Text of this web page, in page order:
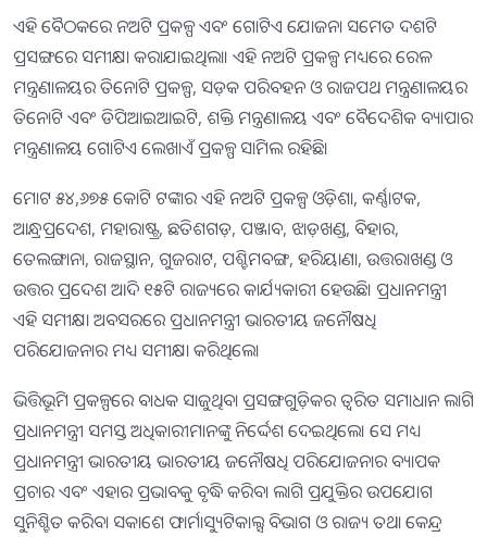
ଏହି ବୈଠକରେ ନଅଟି ପ୍ରକଳ୍ପ ଏବଂ ଗୋଟିଏ ଯୋଜନା ସମେତ ଦଶଟି
ପ୍ରସଙ୍ଗରେ ସମୀକ୍ଷା କରାଯାଇଥିଲା। ଏହି ନଅଟି ପ୍ରକଳ୍ପ ମଧ୍ୟରେ ରେଳ
ମନ୍ତ୍ରଣାଳୟର ତିନୋଟି ପ୍ରକଳ୍ପ, ସଡ଼କ ପରିବହନ ଓ ରାଜପଥ ମନ୍ତ୍ରଣାଳୟର
ତିନୋଟି ଏବଂ ଡିପିଆଇଆଇଟି, ଶକ୍ତି ମନ୍ତ୍ରଣାଳୟ ଏବଂ ବୈଦେଶିକ ବ୍ୟାପାର
ମନ୍ତ୍ରଣାଳୟ ଗୋଟିଏ ଲେଖାଏଁ ପ୍ରକଳ୍ପ ସାମିଲ ରହିଛି।
ମୋଟ ୫୪,୬୭୫ କୋଟି ଟଙ୍କାର ଏହି ନଅଟି ପ୍ରକଳ୍ପ ଓଡ଼ିଶା, କର୍ଣ୍ଣାଟକ,
ଆନ୍ଧ୍ରପ୍ରଦେଶ, ମହାରାଷ୍ଟ୍ର, ଛତିଶଗଡ଼, ପଞ୍ଜାବ, ଝାଡ଼ଖଣ୍ଡ, ବିହାର,
ତେଲଙ୍ଗାନା, ରାଜସ୍ଥାନ, ଗୁଜରାଟ, ପଶ୍ଚିମବଙ୍ଗ, ହରିୟାଣା, ଉତ୍ତରାଖଣ୍ଡ ଓ
ଉତ୍ତର ପ୍ରଦେଶ ଆଦି ୧୫ଟି ରାଜ୍ୟରେ କାର୍ଯ୍ୟକାରୀ ହେଉଛି। ପ୍ରଧାନମନ୍ତ୍ରୀ
ଏହି ସମୀକ୍ଷା ଅବସରରେ ପ୍ରଧାନମନ୍ତ୍ରୀ ଭାରତୀୟ ଜନୌଷଧି
ପରିଯୋଜନାର ମଧ୍ୟ ସମୀକ୍ଷା କରିଥିଲେ।
ଭିତ୍ତିଭୂମି ପ୍ରକଳ୍ପରେ ବାଧକ ସାଜୁଥିବା ପ୍ରସଙ୍ଗଗୁଡ଼ିକର ତ୍ବରିତ ସମାଧାନ ଲାଗି
ପ୍ରଧାନମନ୍ତ୍ରୀ ସମସ୍ତ ଅଧିକାରୀମାନଙ୍କୁ ନିର୍ଦ୍ଦେଶ ଦେଇଥିଲେ। ସେ ମଧ୍ୟ
ପ୍ରଧାନମନ୍ତ୍ରୀ ଭାରତୀୟ ଭାରତୀୟ ଜନୌଷଧି ପରିଯୋଜନାର ବ୍ୟାପକ
ପ୍ରଚାର ଏବଂ ଏହାର ପ୍ରଭାବକୁ ବୃଦ୍ଧି କରିବା ଲାଗି ପ୍ରଯୁକ୍ତିର ଉପଯୋଗ
ସୁନିଶ୍ଚିତ କରିବା ସକାଶେ ଫାର୍ମାସ୍ୟୁଟିକାଲ୍ସ ବିଭାଗ ଓ ରାଜ୍ୟ ତଥା କେନ୍ଦ୍ର